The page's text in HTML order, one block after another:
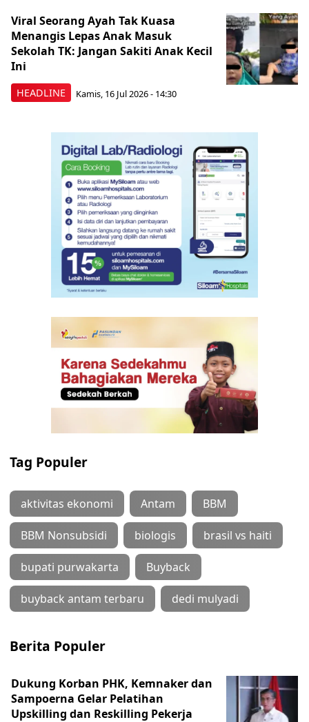
HEADLINE
Viral Seorang Ayah Tak Kuasa
Menangis Lepas Anak Masuk
Sekolah TK: Jangan Sakiti Anak Kecil
Ini
Kamis, 16 Jul 2026 - 14:30
Tag Populer
aktivitas ekonomi Antam BBM
BBM Nonsubsidi biologis brasil vs haiti
bupati purwakarta Buyback
buyback antam terbaru dedi mulyadi
Berita Populer
Dukung Korban PHK, Kemnaker dan
Sampoerna Gelar Pelatihan
Upskilling dan Reskilling Pekerja